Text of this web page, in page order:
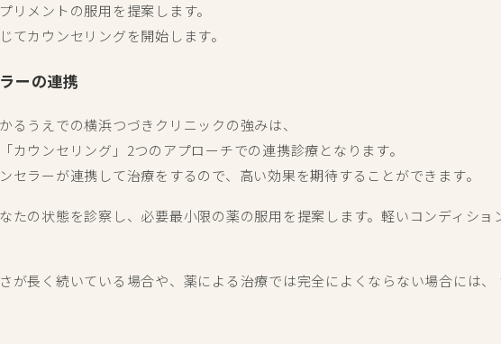
リメントの服用を提案します。
てカウンセリングを開始します。
ーの連携
るうえでの横浜つづきクリニックの強みは、
カウンセリング」2つのアプローチでの連携診療となります。
セラーが連携して治療をするので、高い効果を期待することができます。
たの状態を診察し、必要最小限の薬の服用を提案します。軽いコンディショ
が長く続いている場合や、薬による治療では完全によくならない場合には